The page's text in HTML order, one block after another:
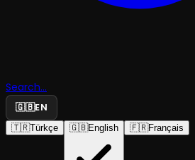
Search...
🇬🇧EN
🇹🇷Türkçe 🇬🇧English 🇫🇷Français